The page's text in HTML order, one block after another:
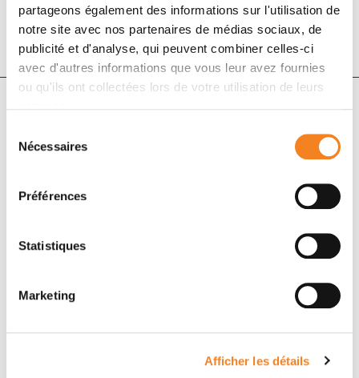
partageons également des informations sur l'utilisation de
notre site avec nos partenaires de médias sociaux, de
publicité et d'analyse, qui peuvent combiner celles-ci
avec d'autres informations que vous leur avez fournies
ou qu'ils ont collectées lors de votre utilisation de leurs
Nécessaires
Préférences
Statistiques
Marketing
Afficher les détails
DOI :10.1080/13696998.2019.1594837
Auteurs
Le Tourneau, Corinne Emery, Anne-Françoise Gaudin,